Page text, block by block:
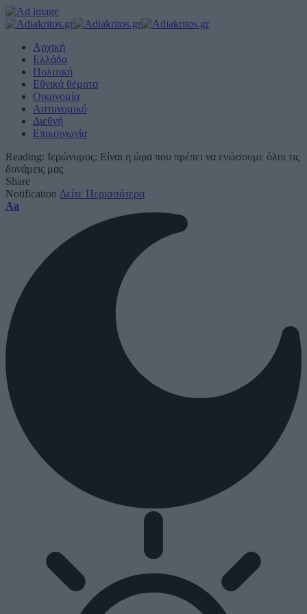
Αρχική
Ελλάδα
Πολιτική
Εθνικά θέματα
Οικονομία
Αστυνομικό
Διεθνή
Επικοινωνία
Reading: Ιερώνυμος: Είναι η ώρα που πρέπει να ενώσουμε όλοι τις
δυνάμεις μας
Share
Notification Δείτε Περισσότερα
Font
Aa